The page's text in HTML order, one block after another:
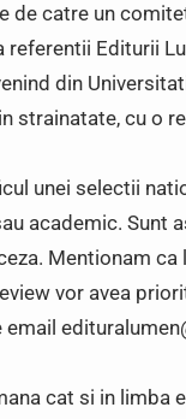
de catre un
referentii Editurii
din
strainatate, cu o
unei selectii
academic. Sunt
Mentionam
vor avea
cat si in limba